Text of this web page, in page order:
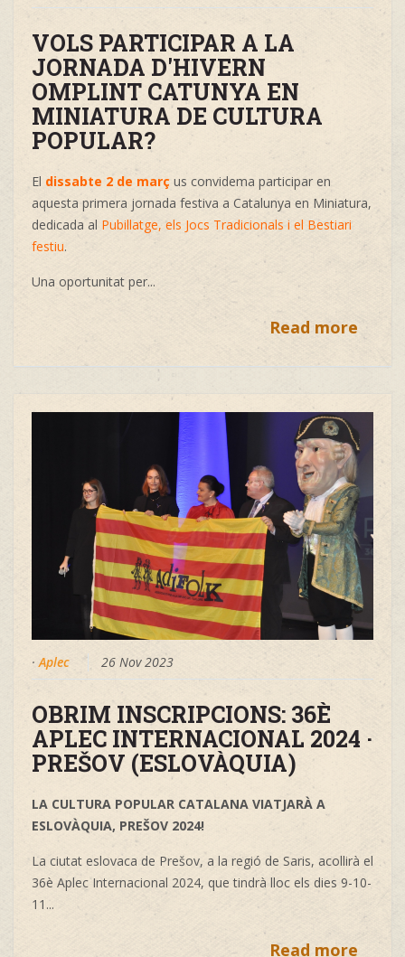
VOLS PARTICIPAR A LA
JORNADA D'HIVERN
OMPLINT CATUNYA EN
MINIATURA DE CULTURA
POPULAR?
El dissabte 2 de març us convidema participar en
aquesta primera jornada festiva a Catalunya en Miniatura,
dedicada al Pubillatge, els Jocs Tradicionals i el Bestiari
festiu.
Una oportunitat per...
Read more
· Aplec 26 Nov 2023
OBRIM INSCRIPCIONS: 36È
APLEC INTERNACIONAL 2024 ·
PREŠOV (ESLOVÀQUIA)
LA CULTURA POPULAR CATALANA VIATJARÀ A
ESLOVÀQUIA, PREŠOV 2024!
La ciutat eslovaca de Prešov, a la regió de Saris, acollirà el
36è Aplec Internacional 2024, que tindrà lloc els dies 9-10-
11...
Read more